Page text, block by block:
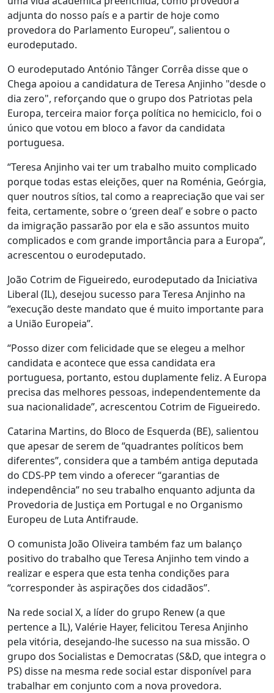
adjunta do nosso país e a partir de hoje como
provedora do Parlamento Europeu”, salientou o
eurodeputado.
O eurodeputado António Tânger Corrêa disse que o
Chega apoiou a candidatura de Teresa Anjinho "desde o
dia zero", reforçando que o grupo dos Patriotas pela
Europa, terceira maior força política no hemiciclo, foi o
único que votou em bloco a favor da candidata
portuguesa.
“Teresa Anjinho vai ter um trabalho muito complicado
porque todas estas eleições, quer na Roménia, Geórgia,
quer noutros sítios, tal como a reapreciação que vai ser
feita, certamente, sobre o ‘green deal’ e sobre o pacto
da imigração passarão por ela e são assuntos muito
complicados e com grande importância para a Europa”,
acrescentou o eurodeputado.
João Cotrim de Figueiredo, eurodeputado da Iniciativa
Liberal (IL), desejou sucesso para Teresa Anjinho na
“execução deste mandato que é muito importante para
a União Europeia”.
“Posso dizer com felicidade que se elegeu a melhor
candidata e acontece que essa candidata era
portuguesa, portanto, estou duplamente feliz. A Europa
precisa das melhores pessoas, independentemente da
sua nacionalidade”, acrescentou Cotrim de Figueiredo.
Catarina Martins, do Bloco de Esquerda (BE), salientou
que apesar de serem de “quadrantes políticos bem
diferentes”, considera que a também antiga deputada
do CDS-PP tem vindo a oferecer “garantias de
independência” no seu trabalho enquanto adjunta da
Provedoria de Justiça em Portugal e no Organismo
Europeu de Luta Antifraude.
O comunista João Oliveira também faz um balanço
positivo do trabalho que Teresa Anjinho tem vindo a
realizar e espera que esta tenha condições para
“corresponder às aspirações dos cidadãos”.
Na rede social X, a líder do grupo Renew (a que
pertence a IL), Valérie Hayer, felicitou Teresa Anjinho
pela vitória, desejando-lhe sucesso na sua missão. O
grupo dos Socialistas e Democratas (S&D, que integra o
PS) disse na mesma rede social estar disponível para
trabalhar em conjunto com a nova provedora.